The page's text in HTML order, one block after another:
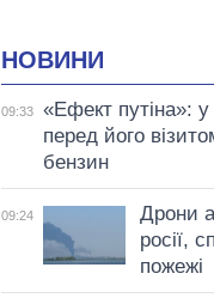
НОВИНИ
09:33
«Ефект путіна»: у
перед його
бензин
09:24
Дрони
росії,
пожежі